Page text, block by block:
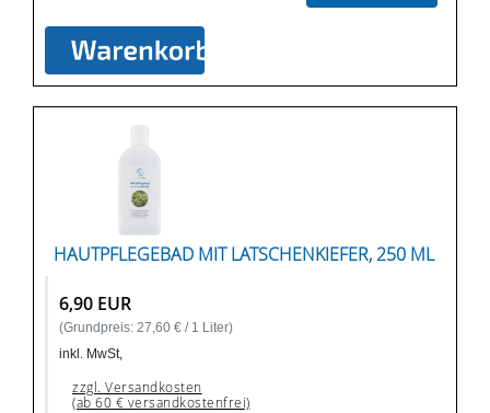
HAUTPFLEGEBAD MIT LATSCHENKIEFER, 250 ML
6,90 EUR
(Grundpreis: 27,60 € / 1 Liter)
inkl. MwSt,
zzgl. Versandkosten
(ab 60 € versandkostenfrei)